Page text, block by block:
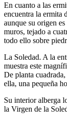
En cuanto a las
encuentra la ermita
aunque su origen
muros, tejado a
todo ello sobre
La Soledad. A la
muestra este
De planta
ella, una pequeña
Su interior alberga
la Virgen de la